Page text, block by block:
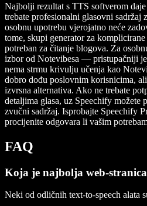
Najbolji rezultat s TTS softverom
trebate profesionalni glasovni sadržaj
osobnu upotrebu vjerojatno neće
tome, skupi generator za
potreban za čitanje blogova. Za
izbor od Notevibesa — pristupačniji
nema strmu krivulju učenja kao
dobro dođu poslovnim korisnicima,
izvrsna alternativa. Ako ne trebate
detaljima glasa, uz Speechify možete
zvučni sadržaj. Isprobajte Speechify
procijenite odgovara li vašim
FAQ
Koja je najbolja web-stranica
Neki od odličnih text-to-speech alata